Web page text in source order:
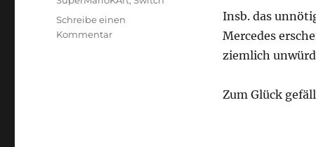
Insb. das
Mercedes
ziemlich
Zum Glück
Schreibe einen
Kommentarzu